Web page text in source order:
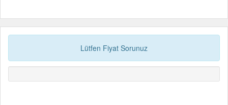
Lütfen Fiyat Sorunuz